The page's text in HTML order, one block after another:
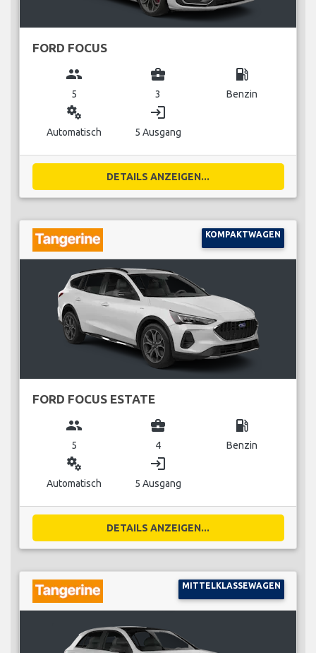
FORD FOCUS
group
5
business_center
3
local_gas_station
Benzin
miscellaneous_services
Automatisch
login
5 Ausgang
DETAILS ANZEIGEN...
KOMPAKTWAGEN
FORD FOCUS ESTATE
group
5
business_center
4
local_gas_station
Benzin
miscellaneous_services
Automatisch
login
5 Ausgang
DETAILS ANZEIGEN...
MITTELKLASSEWAGEN